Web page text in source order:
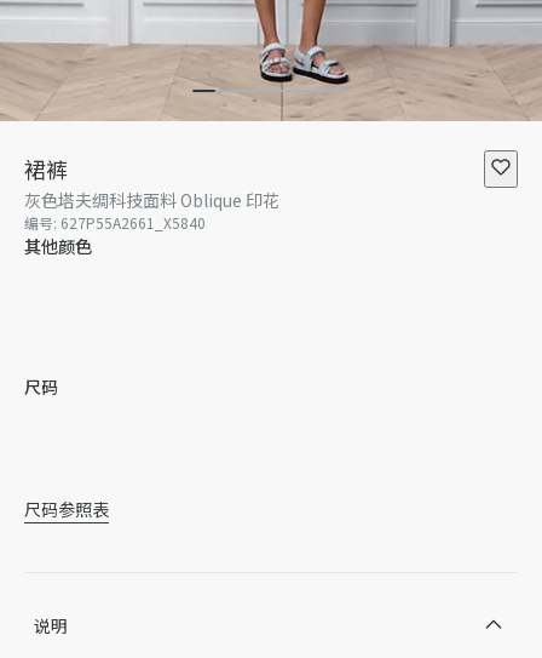
裙裤
灰色塔夫绸科技面料 Oblique 印花
编号: 627P55A2661_X5840
其他颜色
尺码
尺码参照表
说明